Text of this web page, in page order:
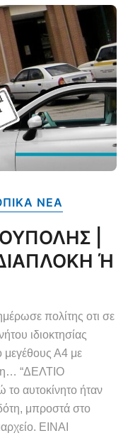
NEA
|
Ή
πολίτης οτι σε
ιδιοκτησίας
Α4 με
“ΔΕΛΤΙΟ
αυτοκίνητο ήταν
μπροστά στο
ΕΙΝΑΙ